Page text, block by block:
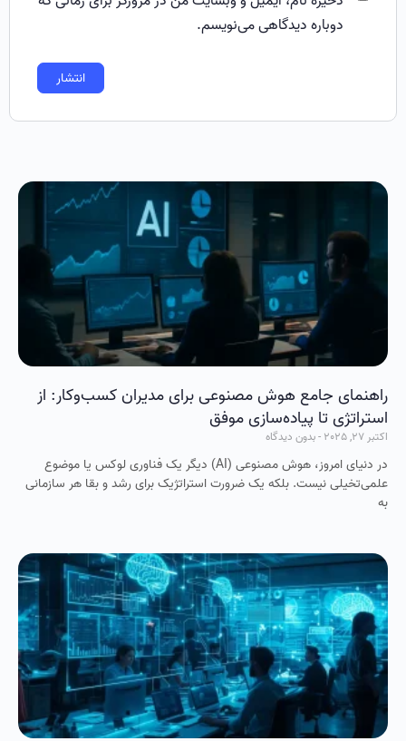
دوباره دیدگاهی می‌نویسم.
راهنمای جامع هوش مصنوعی برای مدیران کسب‌وکار: از
استراتژی تا پیاده‌سازی موفق
اکتبر 27, 2025 بدون دیدگاه
در دنیای امروز، هوش مصنوعی (AI) دیگر یک فناوری لوکس یا موضوع
علمی‌تخیلی نیست. بلکه یک ضرورت استراتژیک برای رشد و بقا هر سازمانی
به